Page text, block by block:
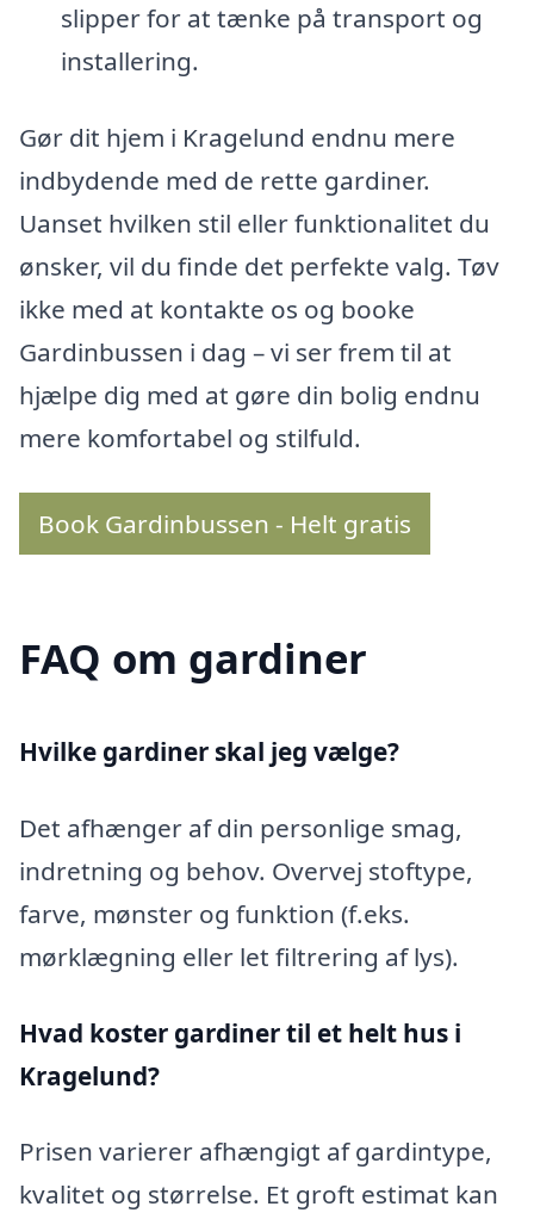
slipper for at tænke på transport og
installering.
Gør dit hjem i Kragelund endnu mere
indbydende med de rette gardiner.
Uanset hvilken stil eller funktionalitet du
ønsker, vil du finde det perfekte valg. Tøv
ikke med at kontakte os og booke
Gardinbussen i dag – vi ser frem til at
hjælpe dig med at gøre din bolig endnu
mere komfortabel og stilfuld.
Book Gardinbussen - Helt gratis
FAQ om gardiner
Hvilke gardiner skal jeg vælge?
Det afhænger af din personlige smag,
indretning og behov. Overvej stoftype,
farve, mønster og funktion (f.eks.
mørklægning eller let filtrering af lys).
Hvad koster gardiner til et helt hus i
Kragelund?
Prisen varierer afhængigt af gardintype,
kvalitet og størrelse. Et groft estimat kan